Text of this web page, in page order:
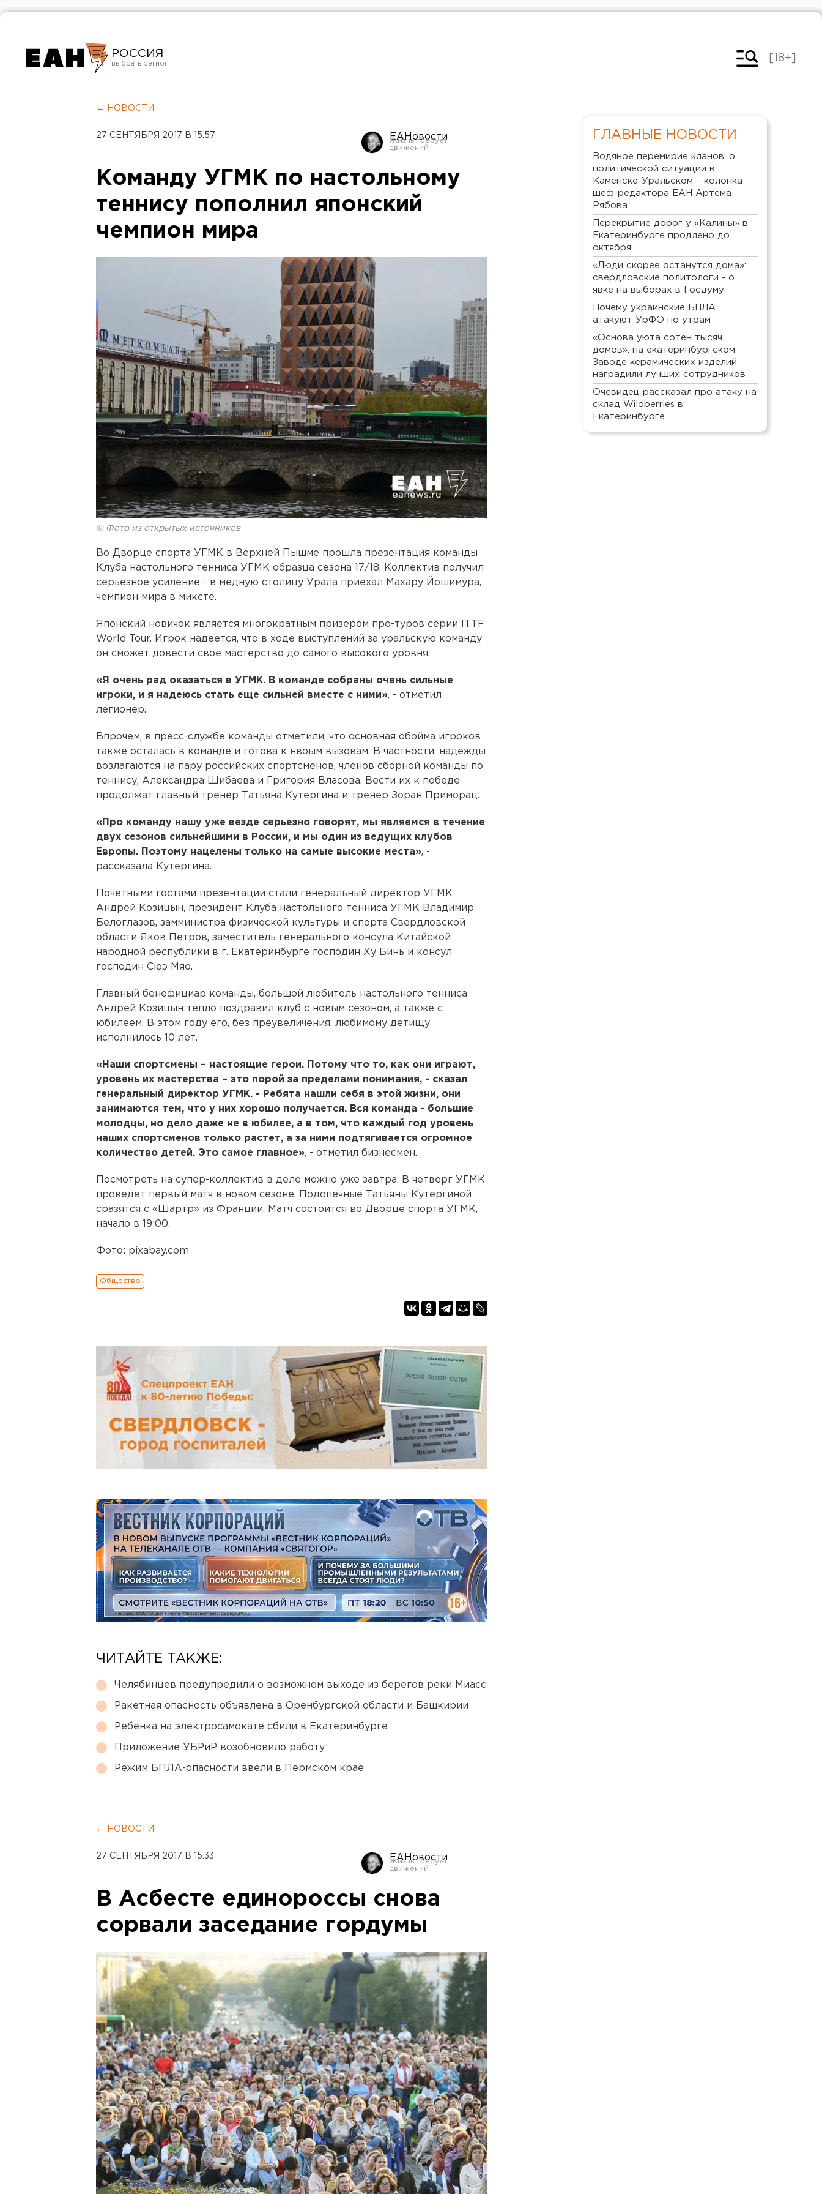
РОССИЯ
Челябинск
[18+]
← НОВОСТИ
27 СЕНТЯБРЯ 2017 В 15:57 ЕАНовости
Команду УГМК по настольному
теннису пополнил японский
чемпион мира
© Фото из открытых источников
Во Дворце спорта УГМК в Верхней Пышме прошла презентация команды
Клуба настольного тенниса УГМК образца сезона 17/18. Коллектив получил
серьезное усиление - в медную столицу Урала приехал Махару Йошимура,
чемпион мира в миксте.
Японский новичок является многократным призером про-туров серии ITTF
World Tour. Игрок надеется, что в ходе выступлений за уральскую команду
он сможет довести свое мастерство до самого высокого уровня.
«Я очень рад оказаться в УГМК. В команде собраны очень сильные
игроки, и я надеюсь стать еще сильней вместе с ними», - отметил
легионер.
Впрочем, в пресс-службе команды отметили, что основная обойма игроков
также осталась в команде и готова к нвоым вызовам. В частности, надежды
возлагаются на пару российских спортсменов, членов сборной команды по
теннису, Александра Шибаева и Григория Власова. Вести их к победе
продолжат главный тренер Татьяна Кутергина и тренер Зоран Приморац.
«Про команду нашу уже везде серьезно говорят, мы являемся в течение
двух сезонов сильнейшими в России, и мы один из ведущих клубов
Европы. Поэтому нацелены только на самые высокие места», -
рассказала Кутергина.
Почетными гостями презентации стали генеральный директор УГМК
Андрей Козицын, президент Клуба настольного тенниса УГМК Владимир
Белоглазов, замминистра физической культуры и спорта Свердловской
области Яков Петров, заместитель генерального консула Китайской
народной республики в г. Екатеринбурге господин Ху Бинь и консул
господин Сюэ Мяо.
Главный бенефициар команды, большой любитель настольного тенниса
Андрей Козицын тепло поздравил клуб с новым сезоном, а также с
юбилеем. В этом году его, без преувеличения, любимому детищу
исполнилось 10 лет.
«Наши спортсмены – настоящие герои. Потому что то, как они играют,
уровень их мастерства – это порой за пределами понимания, - сказал
генеральный директор УГМК. - Ребята нашли себя в этой жизни, они
занимаются тем, что у них хорошо получается. Вся команда - большие
молодцы, но дело даже не в юбилее, а в том, что каждый год уровень
наших спортсменов только растет, а за ними подтягивается огромное
количество детей. Это самое главное», - отметил бизнесмен.
Посмотреть на супер-коллектив в деле можно уже завтра. В четверг УГМК
проведет первый матч в новом сезоне. Подопечные Татьяны Кутергиной
сразятся с «Шартр» из Франции. Матч состоится во Дворце спорта УГМК,
начало в 19:00.
Фото: pixabay.com
Общество
ЧИТАЙТЕ ТАКЖЕ:
Челябинцев предупредили о возможном выходе из берегов реки Миасс
Ракетная опасность объявлена в Оренбургской области и Башкирии
Ребенка на электросамокате сбили в Екатеринбурге
Приложение УБРиР возобновило работу
Режим БПЛА-опасности ввели в Пермском крае
← НОВОСТИ
27 СЕНТЯБРЯ 2017 В 15:33 ЕАНовости
В Асбесте единороссы снова
сорвали заседание гордумы
ГЛАВНЫЕ НОВОСТИ
Водяное перемирие кланов: о
политической ситуации в
Каменске-Уральском – колонка
шеф-редактора ЕАН Артема
Рябова
Перекрытие дорог у «Калины» в
Екатеринбурге продлено до
октября
«Люди скорее останутся дома»:
свердловские политологи - о
явке на выборах в Госдуму
Почему украинские БПЛА
атакуют УрФО по утрам
«Основа уюта сотен тысяч
домов»: на екатеринбургском
Заводе керамических изделий
наградили лучших сотрудников
Очевидец рассказал про атаку на
склад Wildberries в
Екатеринбурге